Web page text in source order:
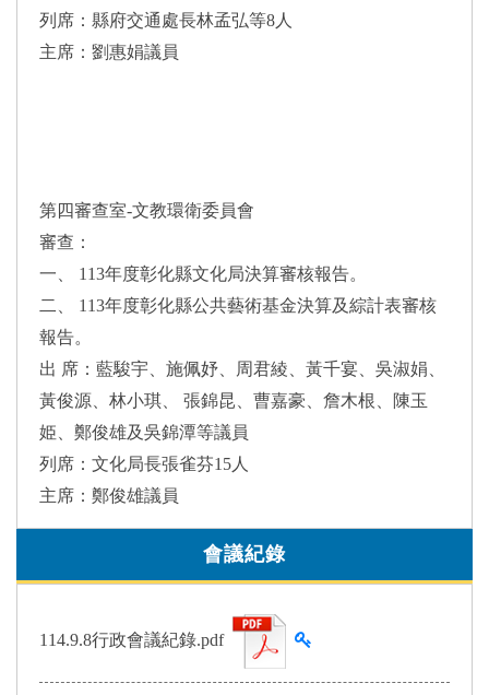
列席：縣府交通處長林孟弘等8人
主席：劉惠娟議員
第四審查室-文教環衛委員會
審查：
一、 113年度彰化縣文化局決算審核報告。
二、 113年度彰化縣公共藝術基金決算及綜計表審核
報告。
出 席：藍駿宇、施佩妤、周君綾、黃千宴、吳淑娟、
黃俊源、林小琪、 張錦昆、曹嘉豪、詹木根、陳玉
姫、鄭俊雄及吳錦潭等議員
列席：文化局長張雀芬15人
主席：鄭俊雄議員
會議紀錄
114.9.8行政會議紀錄.pdf